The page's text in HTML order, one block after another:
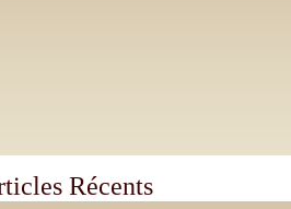
Récents